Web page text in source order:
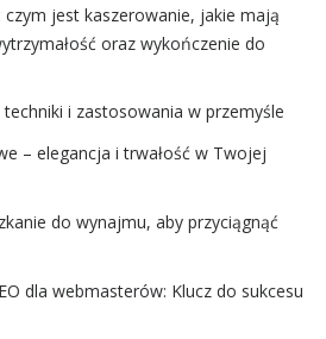
czym jest kaszerowanie, jakie mają
oraz wykończenie do
i zastosowania w przemyśle
– elegancja i trwałość w Twojej
do wynajmu, aby przyciągnąć
dla webmasterów: Klucz do sukcesu